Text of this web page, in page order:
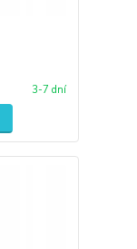
3-7 dní